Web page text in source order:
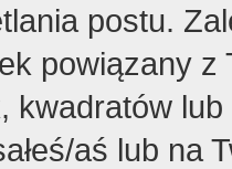
postu.
powiązany z
kwadratów
aś lub na